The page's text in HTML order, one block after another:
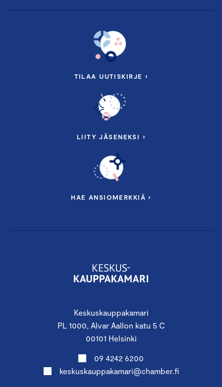
Keskuskauppakamari
PL 1000, Alvar Aallon katu 5 C
00101 Helsinki
09 4242 6200
keskuskauppakamari@chamber.fi
TILAA UUTISKIRJE ›
LIITY JÄSENEKSI ›
HAE ANSIOMERKKIÄ ›